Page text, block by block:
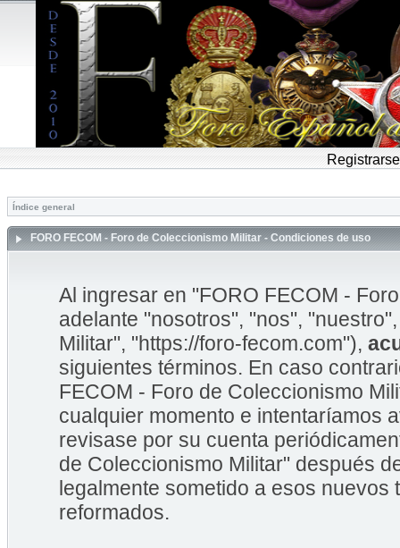
Registrarse
Índice general
FORO FECOM - Foro de Coleccionismo Militar - Condiciones de uso
Al ingresar en "FORO FECOM -
adelante "nosotros", "nos",
Militar", "https://foro-fecom.com"),
siguientes términos. En caso
FECOM - Foro de Coleccionismo
cualquier momento e intentaríamos
revisase por su cuenta
de Coleccionismo Militar" después
legalmente sometido a esos
reformados.